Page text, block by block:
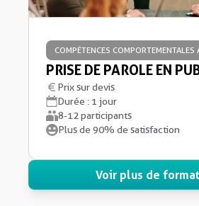
COMPÉTENCES COMPORTEMENTALES
PRISE DE PAROLE EN
Prix sur devis
Durée : 1 jour
8-12 participants
Plus de 90% de satisfaction
Voir plus de